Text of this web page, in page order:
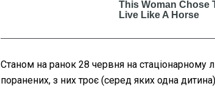
Станом на ранок 28 червня на стаціонарному
поранених, з них троє (серед яких одна